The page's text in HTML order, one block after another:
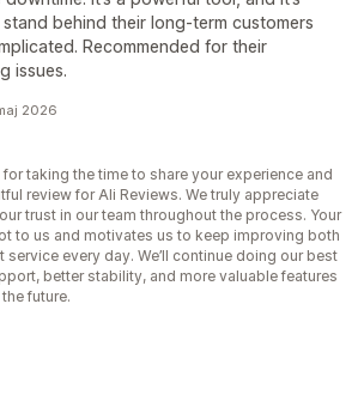
behind their long-term customers
Recommended for their
issues.
2026
taking the time to share your experience and
review for Ali Reviews. We truly appreciate
trust in our team throughout the process. Your
to us and motivates us to keep improving both
every day. We’ll continue doing our best
better stability, and more valuable features
future.